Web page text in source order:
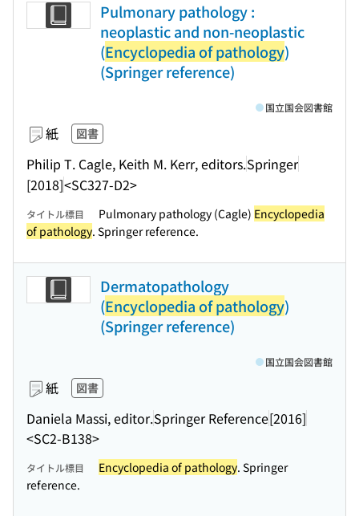
Pulmonary pathology :
neoplastic and non-neoplastic
(Encyclopedia of pathology)
(Springer reference)
紙 図書
Philip T. Cagle, Keith M. Kerr, editors.Springer
[2018]<SC327-D2>
国立国会図書館
タイトル標目 Pulmonary pathology (Cagle) Encyclopedia
of pathology. Springer reference.
Dermatopathology
(Encyclopedia of pathology)
(Springer reference)
紙 図書
Daniela Massi, editor.Springer Reference[2016]
<SC2-B138>
国立国会図書館
タイトル標目 Encyclopedia of pathology. Springer
reference.